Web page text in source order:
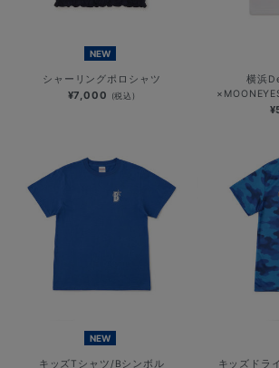
NEW
シャーリングポロシャツ
¥7,000 (税込)
横浜
NEW
キッズTシャツ/Bシンボル キッズドラ